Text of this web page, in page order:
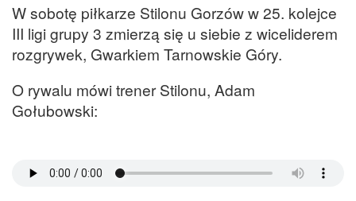
W sobotę piłkarze Stilonu Gorzów w 25. kolejce
III ligi grupy 3 zmierzą się u siebie z wiceliderem
rozgrywek, Gwarkiem Tarnowskie Góry.
O rywalu mówi trener Stilonu, Adam
Gołubowski: